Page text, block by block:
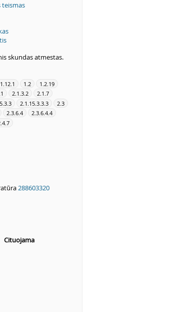
teismas
skundas atmestas.
1.2
1.2.19
2.1.3.2
2.1.7
2.1.15.3.3.3
2.3
2.3.6.4
2.3.6.4.4
288603320
Cituojama